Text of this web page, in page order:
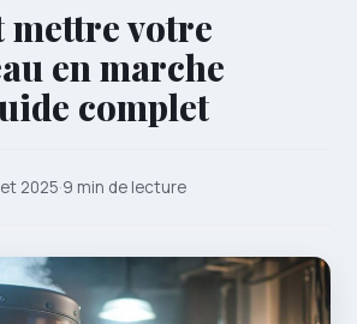
mettre votre
en marche
complet
2025·9 min de lecture